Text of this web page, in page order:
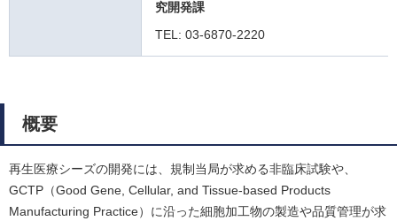
究開発課
TEL: 03-6870-2220
概要
再生医療シーズの開発には、規制当局が求める非臨床試験や、
GCTP（Good Gene, Cellular, and Tissue-based Products
Manufacturing Practice）に沿った細胞加工物の製造や品質管理が求